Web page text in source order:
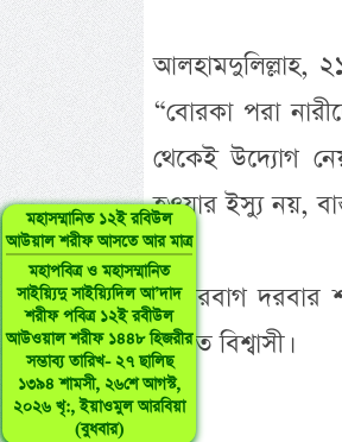
মহাসম্মানিত ১২ই রবিউল
আউয়াল শরীফ আসতে আর মাত্র
মহাপবিত্র ও মহাসম্মানিত
সাইয়্যিদু সাইয়্যিদিল আ’দাদ
শরীফ পবিত্র ১২ই রবীউল
আউওয়াল শরীফ ১৪৪৮ হিজরীর
সম্ভাব্য তারিখ- ২৭ ছালিছ
১৩৯৪ শামসী, ২৬শে আগস্ট,
২০২৬ খৃ:, ইয়াওমুল আরবিয়া
(বুধবার)
আলহামদুলিল্লাহ,
“বোরকা পরা
থেকেই উদ্যোগ
হওয়ার ইস্যু নয়,
রাজারবাগ দরবার
করতে বিশ্বাসী।